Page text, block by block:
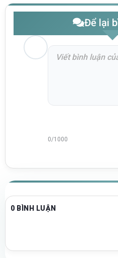
Để lại
0/1000
0 BÌNH LUẬN